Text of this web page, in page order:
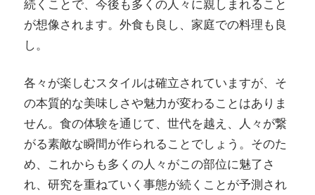
続くことで、今後も多くの人々に親しまれること
が想像されます。外食も良し、家庭での料理も良
し。
各々が楽しむスタイルは確立されていますが、そ
の本質的な美味しさや魅力が変わることはありま
せん。食の体験を通じて、世代を越え、人々が繋
がる素敵な瞬間が作られることでしょう。そのた
め、これからも多くの人々がこの部位に魅了さ
れ、研究を重ねていく事態が続くことが予測され